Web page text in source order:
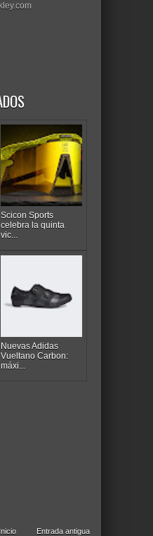
Scicon Sports
celebra la quinta
vic...
Nuevas Adidas
Vueltano Carbon:
máxi...
Entrada antigua
Inicio